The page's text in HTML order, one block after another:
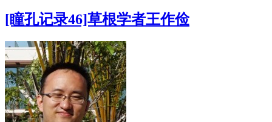
[瞳孔记录46]草根学者王作俭